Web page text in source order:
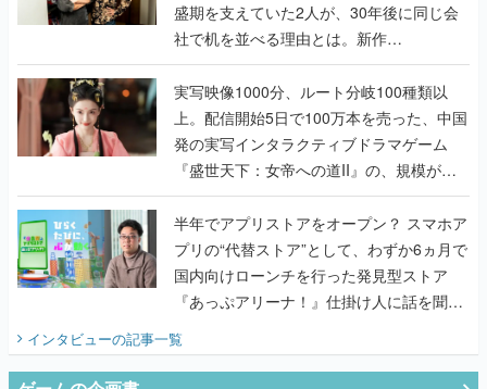
盛期を支えていた2人が、30年後に同じ会
社で机を並べる理由とは。新作
『TATSUJIN EXTREME』で初タッグを組
んだレジェンド2人に訊く開発秘話
実写映像1000分、ルート分岐100種類以
上。配信開始5日で100万本を売った、中国
発の実写インタラクティブドラマゲーム
『盛世天下：女帝への道II』の、規模が違
うこだわりをプロデューサーに聞いた
半年でアプリストアをオープン？ スマホア
プリの“代替ストア”として、わずか6ヵ月で
国内向けローンチを行った発見型ストア
『あっぷアリーナ！』仕掛け人に話を聞い
てみた
インタビューの記事一覧